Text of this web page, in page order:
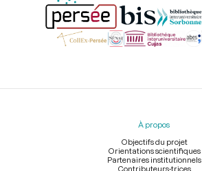
Menu
À propos
Objectifs du projet
Orientations scientifiques
Partenaires institutionnels
Contributeurs-trices